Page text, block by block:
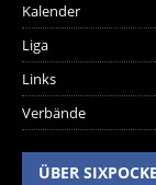
Kalender
Liga
Links
Verbände
ÜBER